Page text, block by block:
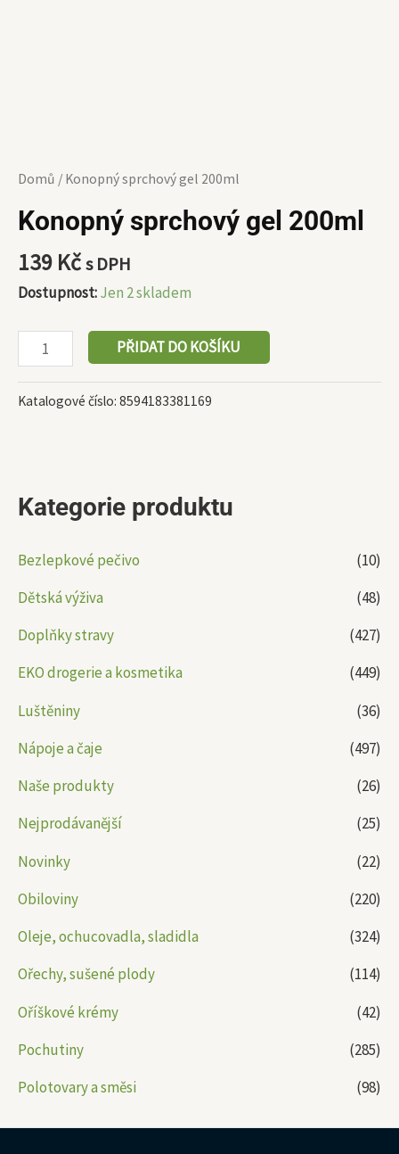
Kategorie produktu
Bezlepkové pečivo
(10)
Dětská výživa
(48)
Doplňky stravy
(427)
EKO drogerie a kosmetika
(449)
Luštěniny
(36)
Nápoje a čaje
(497)
Naše produkty
(26)
Nejprodávanější
(25)
Novinky
(22)
Obiloviny
(220)
Oleje, ochucovadla, sladidla
(324)
Ořechy, sušené plody
(114)
Oříškové krémy
(42)
Pochutiny
(285)
Polotovary a směsi
(98)
Domů / Konopný sprchový gel 200ml
Konopný sprchový gel 200ml
139 Kčs DPH
Dostupnost:Jen 2 skladem
PŘIDAT DO KOŠÍKU
Katalogové číslo: 8594183381169